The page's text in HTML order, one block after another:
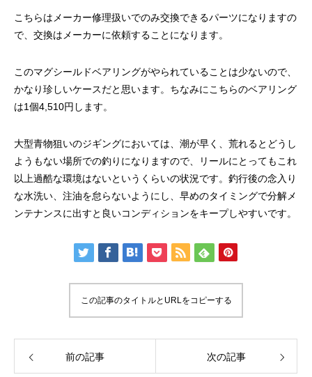
こちらはメーカー修理扱いでのみ交換できるパーツになりますの
で、交換はメーカーに依頼することになります。
このマグシールドベアリングがやられていることは少ないので、
かなり珍しいケースだと思います。ちなみにこちらのベアリング
は1個4,510円します。
大型青物狙いのジギングにおいては、潮が早く、荒れるとどうし
ようもない場所での釣りになりますので、リールにとってもこれ
以上過酷な環境はないというくらいの状況です。釣行後の念入り
な水洗い、注油を怠らないようにし、早めのタイミングで分解メ
ンテナンスに出すと良いコンディションをキープしやすいです。
この記事のタイトルとURLをコピーする
前の記事 次の記事